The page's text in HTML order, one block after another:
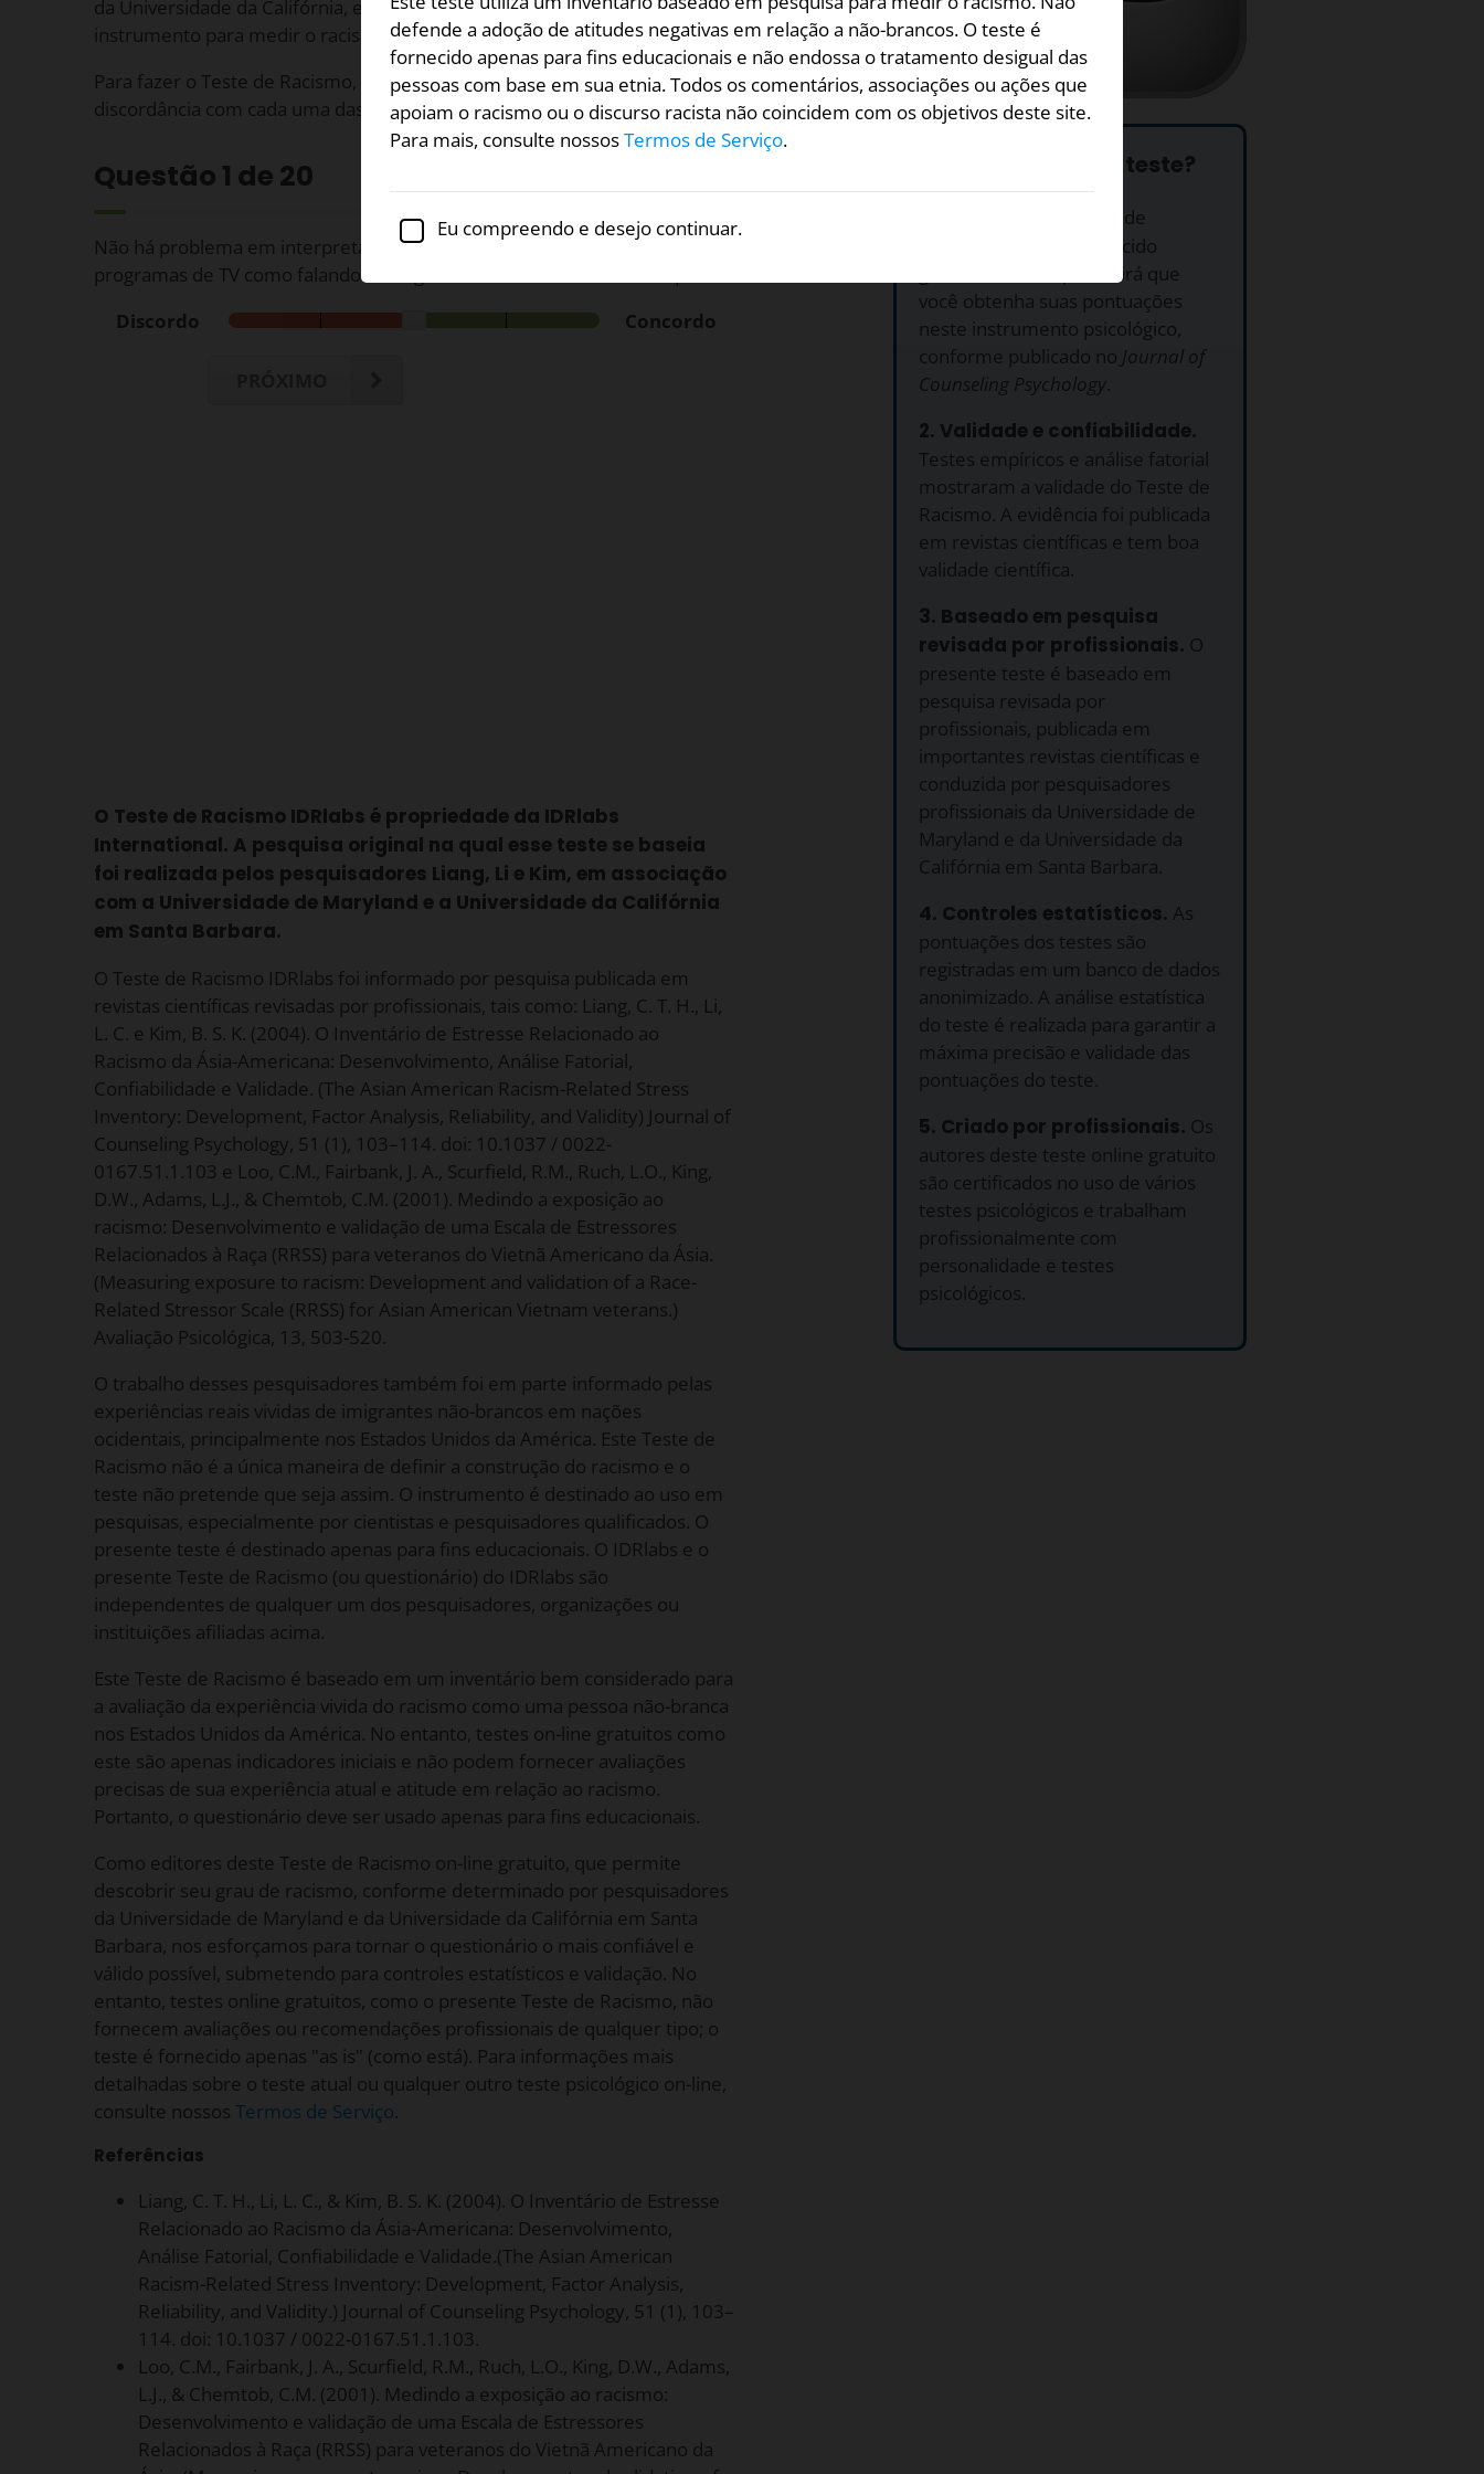
da Universidade da Califórnia, em Santa Barbara, criaram seu próprio
instrumento para medir o racismo.
Para fazer o Teste de Racismo, indique seu nível de concordância ou
discordância com cada uma das seguintes afirmações abaixo.
Questão 1 de 20
Não há problema em interpretar personagens não-brancos nos
programas de TV como falando um inglês ruim e/ou com forte sotaque.
Discordo
Concordo
O Teste de Racismo IDRlabs é propriedade da IDRlabs
International. A pesquisa original na qual esse teste se baseia
foi realizada pelos pesquisadores Liang, Li e Kim, em associação
com a Universidade de Maryland e a Universidade da Califórnia
em Santa Barbara.
O Teste de Racismo IDRlabs foi informado por pesquisa publicada em
revistas científicas revisadas por profissionais, tais como: Liang, C. T. H., Li,
L. C. e Kim, B. S. K. (2004). O Inventário de Estresse Relacionado ao
Racismo da Ásia-Americana: Desenvolvimento, Análise Fatorial,
Confiabilidade e Validade. (The Asian American Racism-Related Stress
Inventory: Development, Factor Analysis, Reliability, and Validity) Journal of
Counseling Psychology, 51 (1), 103–114. doi: 10.1037 / 0022-
0167.51.1.103 e Loo, C.M., Fairbank, J. A., Scurfield, R.M., Ruch, L.O., King,
D.W., Adams, L.J., & Chemtob, C.M. (2001). Medindo a exposição ao
racismo: Desenvolvimento e validação de uma Escala de Estressores
Relacionados à Raça (RRSS) para veteranos do Vietnã Americano da Ásia.
(Measuring exposure to racism: Development and validation of a Race-
Related Stressor Scale (RRSS) for Asian American Vietnam veterans.)
Avaliação Psicológica, 13, 503-520.
O trabalho desses pesquisadores também foi em parte informado pelas
experiências reais vividas de imigrantes não-brancos em nações
ocidentais, principalmente nos Estados Unidos da América. Este Teste de
Racismo não é a única maneira de definir a construção do racismo e o
teste não pretende que seja assim. O instrumento é destinado ao uso em
pesquisas, especialmente por cientistas e pesquisadores qualificados. O
presente teste é destinado apenas para fins educacionais. O IDRlabs e o
presente Teste de Racismo (ou questionário) do IDRlabs são
independentes de qualquer um dos pesquisadores, organizações ou
instituições afiliadas acima.
Este Teste de Racismo é baseado em um inventário bem considerado para
a avaliação da experiência vivida do racismo como uma pessoa não-branca
nos Estados Unidos da América. No entanto, testes on-line gratuitos como
este são apenas indicadores iniciais e não podem fornecer avaliações
precisas de sua experiência atual e atitude em relação ao racismo.
Portanto, o questionário deve ser usado apenas para fins educacionais.
Como editores deste Teste de Racismo on-line gratuito, que permite
descobrir seu grau de racismo, conforme determinado por pesquisadores
da Universidade de Maryland e da Universidade da Califórnia em Santa
Barbara, nos esforçamos para tornar o questionário o mais confiável e
válido possível, submetendo para controles estatísticos e validação. No
entanto, testes online gratuitos, como o presente Teste de Racismo, não
fornecem avaliações ou recomendações profissionais de qualquer tipo; o
teste é fornecido apenas "as is" (como está). Para informações mais
detalhadas sobre o teste atual ou qualquer outro teste psicológico on-line,
consulte nossos Termos de Serviço.
Referências
Liang, C. T. H., Li, L. C., & Kim, B. S. K. (2004). O Inventário de Estresse
Relacionado ao Racismo da Ásia-Americana: Desenvolvimento,
Análise Fatorial, Confiabilidade e Validade.(The Asian American
Racism-Related Stress Inventory: Development, Factor Analysis,
Reliability, and Validity.) Journal of Counseling Psychology, 51 (1), 103–
114. doi: 10.1037 / 0022-0167.51.1.103.
Loo, C.M., Fairbank, J. A., Scurfield, R.M., Ruch, L.O., King, D.W., Adams,
L.J., & Chemtob, C.M. (2001). Medindo a exposição ao racismo:
Desenvolvimento e validação de uma Escala de Estressores
Relacionados à Raça (RRSS) para veteranos do Vietnã Americano da
Por que fazer este teste?
Este Teste de
Racismo on-line é fornecido
gratuitamente e permitirá que
você obtenha suas pontuações
neste instrumento psicológico,
conforme publicado no Journal of
Counseling Psychology.
2. Validade e confiabilidade.
Testes empíricos e análise fatorial
mostraram a validade do Teste de
Racismo. A evidência foi publicada
em revistas científicas e tem boa
validade científica.
3. Baseado em pesquisa
revisada por profissionais. O
presente teste é baseado em
pesquisa revisada por
profissionais, publicada em
importantes revistas científicas e
conduzida por pesquisadores
profissionais da Universidade de
Maryland e da Universidade da
Califórnia em Santa Barbara.
4. Controles estatísticos. As
pontuações dos testes são
registradas em um banco de dados
anonimizado. A análise estatística
do teste é realizada para garantir a
máxima precisão e validade das
pontuações do teste.
5. Criado por profissionais. Os
autores deste teste online gratuito
são certificados no uso de vários
testes psicológicos e trabalham
profissionalmente com
personalidade e testes
psicológicos.
defende a adoção de atitudes negativas em relação a não-brancos. O teste é
fornecido apenas para fins educacionais e não endossa o tratamento desigual das
pessoas com base em sua etnia. Todos os comentários, associações ou ações que
apoiam o racismo ou o discurso racista não coincidem com os objetivos deste site.
Para mais, consulte nossosTermos de Serviço.
Eu compreendo e desejo continuar.